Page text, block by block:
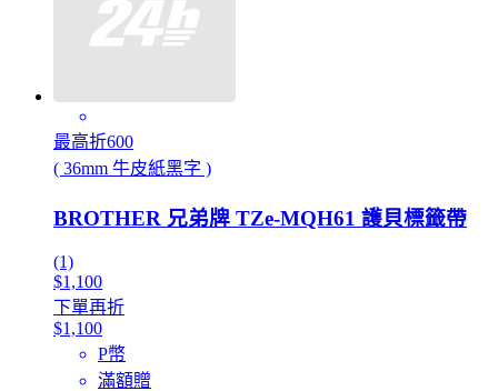
最高折600
( 36mm 牛皮紙黑字 )
BROTHER 兄弟牌 TZe-MQH61 護貝標籤帶
(1)
$1,100
下單再折
$1,100
P幣
滿額贈